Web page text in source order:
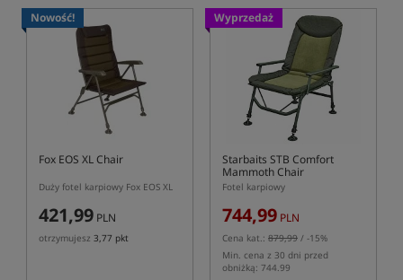
Nowość!
Fox EOS XL Chair
Duży fotel karpiowy Fox EOS XL
421,99 PLN
otrzymujesz 3,77 pkt
Wyprzedaż
Starbaits STB Comfort
Mammoth Chair
Fotel karpiowy
744,99 PLN
Cena kat.: 879,99 / -15%
Min. cena z 30 dni przed
obniżką: 744.99